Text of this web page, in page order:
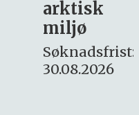
Søknadsfrist:
16. august.